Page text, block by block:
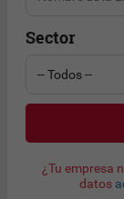
Sector
¿Tu empresa
datos